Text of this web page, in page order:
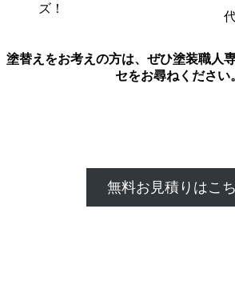
ズ！
塗替えをお考えの方は、ぜひ塗装職人
セをお尋ねください
無料お見積りはこ